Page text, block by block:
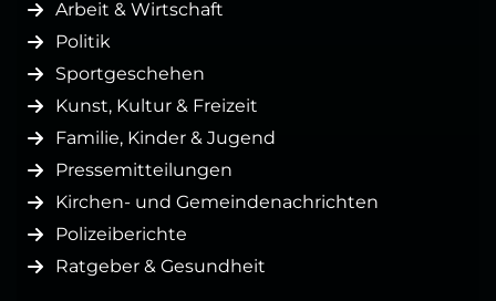
Arbeit & Wirtschaft
Politik
Sportgeschehen
Kunst, Kultur & Freizeit
Familie, Kinder & Jugend
Pressemitteilungen
Kirchen- und Gemeindenachrichten
Polizeiberichte
Ratgeber & Gesundheit